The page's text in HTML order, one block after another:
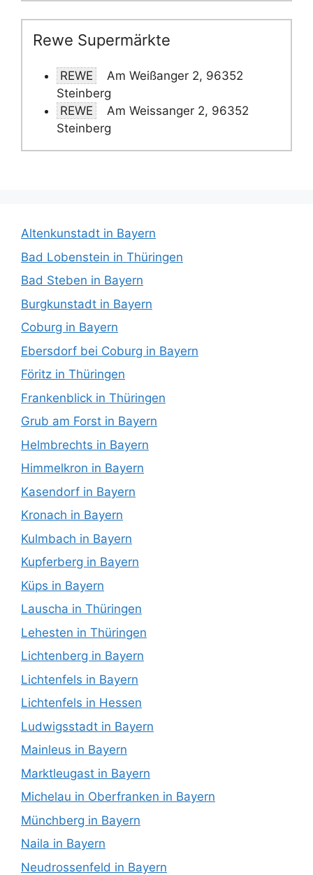
Rewe Supermärkte
REWE
Am Weißanger 2, 96352
Steinberg
REWE
Am Weissanger 2, 96352
Steinberg
Altenkunstadt in Bayern
Bad Lobenstein in Thüringen
Bad Steben in Bayern
Burgkunstadt in Bayern
Coburg in Bayern
Ebersdorf bei Coburg in Bayern
Föritz in Thüringen
Frankenblick in Thüringen
Grub am Forst in Bayern
Helmbrechts in Bayern
Himmelkron in Bayern
Kasendorf in Bayern
Kronach in Bayern
Kulmbach in Bayern
Kupferberg in Bayern
Küps in Bayern
Lauscha in Thüringen
Lehesten in Thüringen
Lichtenberg in Bayern
Lichtenfels in Bayern
Lichtenfels in Hessen
Ludwigsstadt in Bayern
Mainleus in Bayern
Marktleugast in Bayern
Michelau in Oberfranken in Bayern
Münchberg in Bayern
Naila in Bayern
Neudrossenfeld in Bayern